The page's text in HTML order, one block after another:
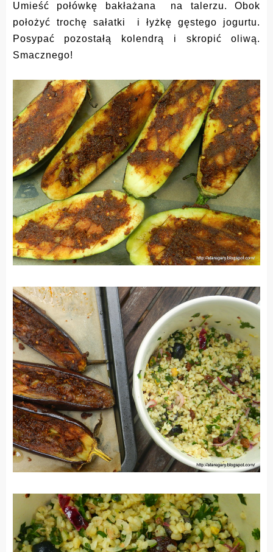
Umieść połówkę bakłażana na talerzu. Obok
położyć trochę sałatki i łyżkę gęstego jogurtu.
Posypać pozostałą kolendrą i skropić oliwą.
Smacznego!